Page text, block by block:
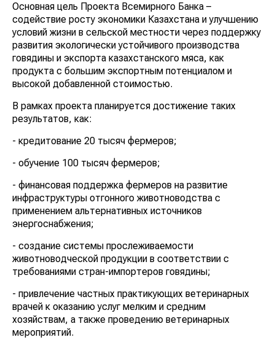
Основная цель Проекта Всемирного Банка –
содействие росту экономики Казахстана и улучшению
условий жизни в сельской местности через поддержку
развития экологически устойчивого производства
говядины и экспорта казахстанского мяса, как
продукта с большим экспортным потенциалом и
высокой добавленной стоимостью.
В рамках проекта планируется достижение таких
результатов, как:
- кредитование 20 тысяч фермеров;
- обучение 100 тысяч фермеров;
- финансовая поддержка фермеров на развитие
инфраструктуры отгонного животноводства с
применением альтернативных источников
энергоснабжения;
- создание системы прослеживаемости
животноводческой продукции в соответствии с
требованиями стран-импортеров говядины;
- привлечение частных практикующих ветеринарных
врачей к оказанию услуг мелким и средним
хозяйствам, а также проведению ветеринарных
мероприятий.